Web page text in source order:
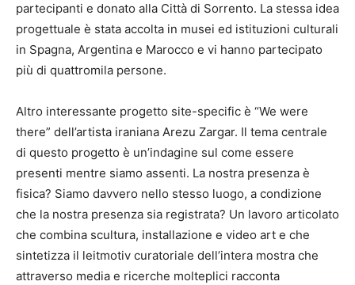
partecipanti e donato alla Città di Sorrento. La stessa idea
progettuale è stata accolta in musei ed istituzioni culturali
in Spagna, Argentina e Marocco e vi hanno partecipato
più di quattromila persone.
Altro interessante progetto site-specific è “We were
there” dell’artista iraniana Arezu Zargar. Il tema centrale
di questo progetto è un’indagine sul come essere
presenti mentre siamo assenti. La nostra presenza è
fisica? Siamo davvero nello stesso luogo, a condizione
che la nostra presenza sia registrata? Un lavoro articolato
che combina scultura, installazione e video art e che
sintetizza il leitmotiv curatoriale dell’intera mostra che
attraverso media e ricerche molteplici racconta